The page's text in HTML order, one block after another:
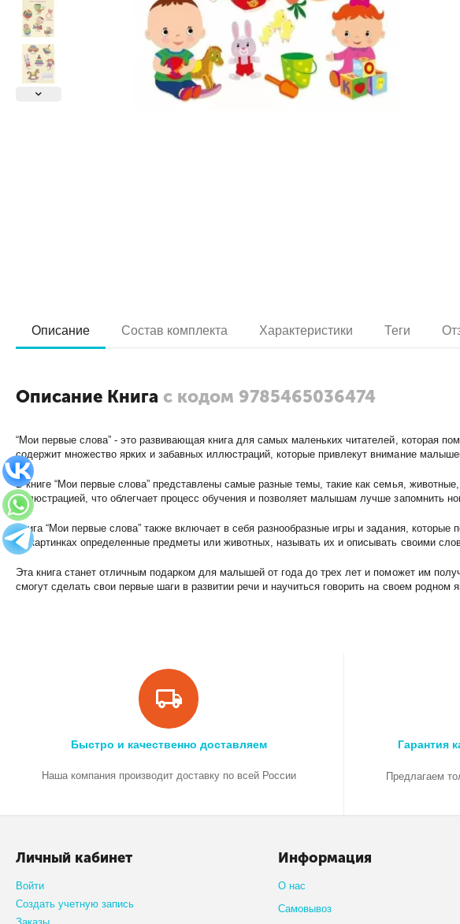
Описание Состав комплекта Характеристики Теги
Описание Книга с кодом 9785465036474
“Мои первые слова” - это развивающая книга для самых маленьких читателей, которая
содержит множество ярких и забавных иллюстраций, которые привлекут внимание
В книге “Мои первые слова” представлены самые разные темы, такие как семья,
иллюстрацией, что облегчает процесс обучения и позволяет малышам лучше запомнить
Книга “Мои первые слова” также включает в себя разнообразные игры и задания,
на картинках определенные предметы или животных, называть их и описывать своими
Эта книга станет отличным подарком для малышей от года до трех лет и поможет им
смогут сделать свои первые шаги в развитии речи и научиться говорить на своем родном
Быстро и качественно доставляем
Наша компания производит доставку по всей России
Гарантия
Предлагаем
Личный кабинет
Войти
Создать учетную запись
Информация
О нас
Самовывоз